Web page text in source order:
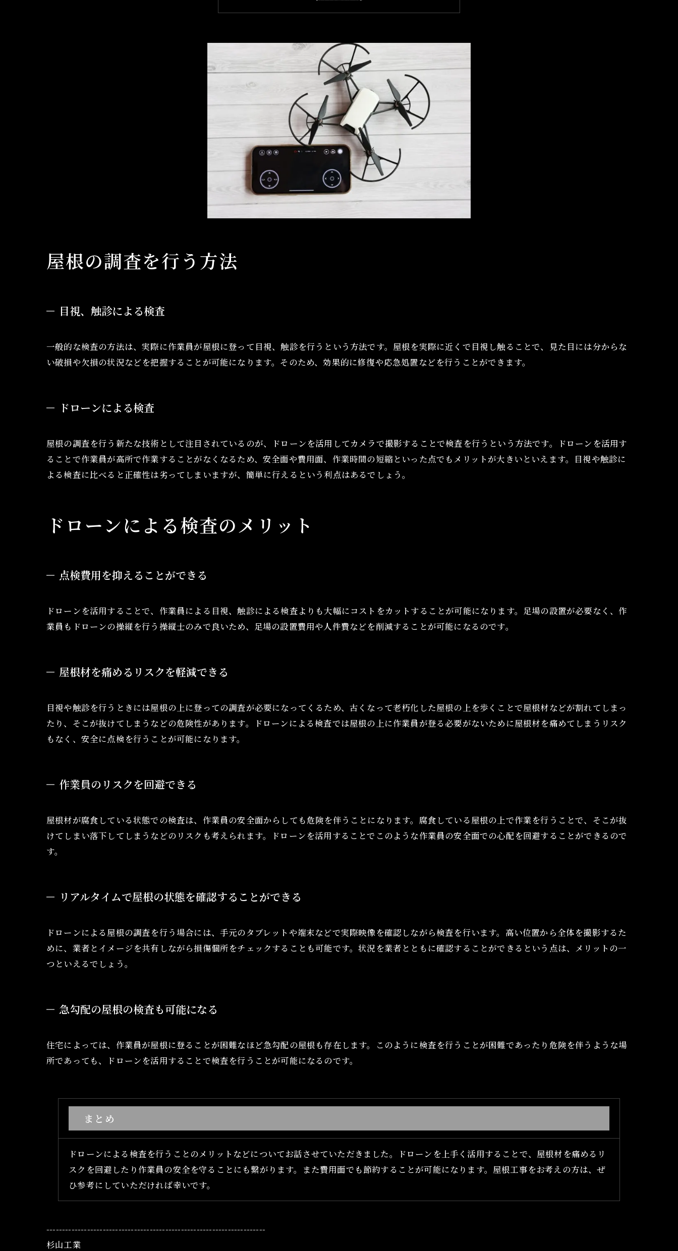
点検費用を抑えることができる
作業員のリスクを回避できる
リアルタイムで屋根の状態を確認することができる
急勾配の屋根の検査も可能になる
屋根の調査を行う方法
目視、触診による検査
一般的な検査の方法は、実際に作業員が屋根に登って目視、触診を行うという方法です。屋根を実際に近くで目視し触ることで、見た目には分からな
い破損や欠損の状況などを把握することが可能になります。そのため、効果的に修復や応急処置などを行うことができます。
ドローンによる検査
屋根の調査を行う新たな技術として注目されているのが、ドローンを活用してカメラで撮影することで検査を行うという方法です。ドローンを活用す
ることで作業員が高所で作業することがなくなるため、安全面や費用面、作業時間の短縮といった点でもメリットが大きいといえます。目視や触診に
よる検査に比べると正確性は劣ってしまいますが、簡単に行えるという利点はあるでしょう。
ドローンによる検査のメリット
点検費用を抑えることができる
ドローンを活用することで、作業員による目視、触診による検査よりも大幅にコストをカットすることが可能になります。足場の設置が必要なく、作
業員もドローンの操縦を行う操縦士のみで良いため、足場の設置費用や人件費などを削減することが可能になるのです。
屋根材を痛めるリスクを軽減できる
目視や触診を行うときには屋根の上に登っての調査が必要になってくるため、古くなって老朽化した屋根の上を歩くことで屋根材などが割れてしまっ
たり、そこが抜けてしまうなどの危険性があります。ドローンによる検査では屋根の上に作業員が登る必要がないために屋根材を痛めてしまうリスク
もなく、安全に点検を行うことが可能になります。
作業員のリスクを回避できる
屋根材が腐食している状態での検査は、作業員の安全面からしても危険を伴うことになります。腐食している屋根の上で作業を行うことで、そこが抜
けてしまい落下してしまうなどのリスクも考えられます。ドローンを活用することでこのような作業員の安全面での心配を回避することができるので
す。
リアルタイムで屋根の状態を確認することができる
ドローンによる屋根の調査を行う場合には、手元のタブレットや端末などで実際映像を確認しながら検査を行います。高い位置から全体を撮影するた
めに、業者とイメージを共有しながら損傷個所をチェックすることも可能です。状況を業者とともに確認することができるという点は、メリットの一
つといえるでしょう。
急勾配の屋根の検査も可能になる
住宅によっては、作業員が屋根に登ることが困難なほど急勾配の屋根も存在します。このように検査を行うことが困難であったり危険を伴うような場
所であっても、ドローンを活用することで検査を行うことが可能になるのです。
まとめ
ドローンによる検査を行うことのメリットなどについてお話させていただきました。ドローンを上手く活用することで、屋根材を痛めるリ
スクを回避したり作業員の安全を守ることにも繋がります。また費用面でも節約することが可能になります。屋根工事をお考えの方は、ぜ
ひ参考にしていただければ幸いです。
----------------------------------------------------------------------
杉山工業